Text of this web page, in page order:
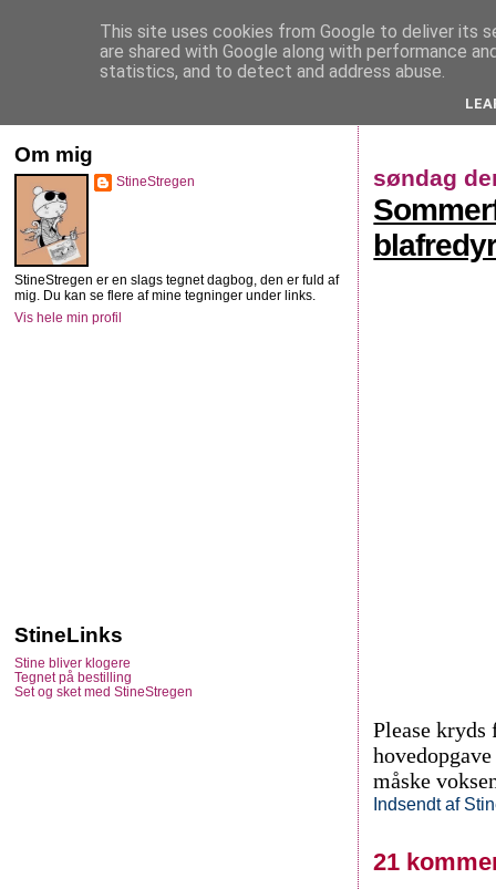
StineStregen
søndag
Please
måske
Indsendt af
21
Om mig
StineStregen
StineStregen er en slags tegnet dagbog, den er fuld af
mig. Du kan se flere af mine tegninger under links.
Vis hele min profil
StineLinks
Stine bliver klogere
Tegnet på bestilling
Set og sket med StineStregen
This site uses cookies from Google to deliver its
are shared with Google along with performance
statistics, and to detect and address abuse.